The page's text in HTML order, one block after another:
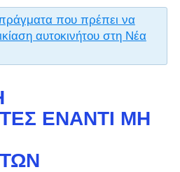
που πρέπει να
αυτοκινήτου στη Νέα
ΈΝΑΝΤΙ ΜΗ